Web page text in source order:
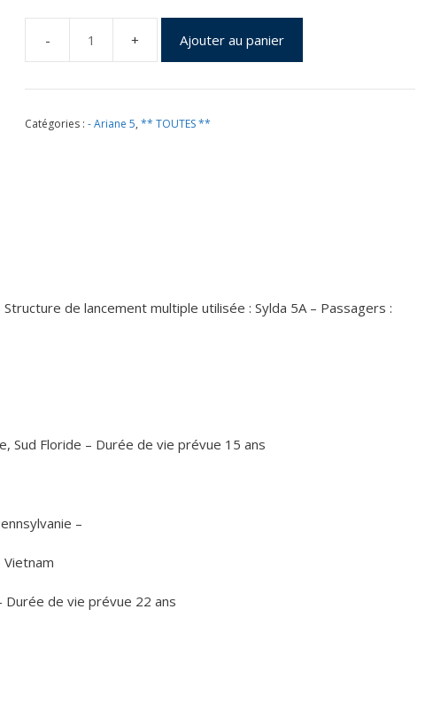
quantité
de
Vol
du
Ajouter au panier
Catégories :- Ariane 5,** TOUTES **
de lancement multiple utilisée : Sylda 5A – Passagers :
Sud Floride – Durée de vie prévue 15 ans
–
Durée de vie prévue 22 ans